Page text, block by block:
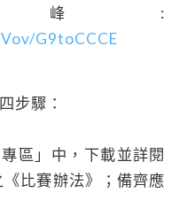
峰:
G9toCCCE
步驟：
區」中，下載並詳閱
《比賽辦法》；備齊應